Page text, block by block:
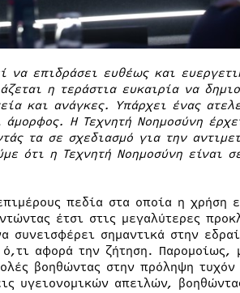
να επιδράσει ευθέως και
η τεράστια ευκαιρία να
και ανάγκες. Υπάρχει ένας
άμορφος. Η Τεχνητή Νοημοσύνη
τα σε σχεδιασμό για την
ότι η Τεχνητή Νοημοσύνη είναι
πεδία στα οποία η χρήση
έτσι στις μεγαλύτερες
συνεισφέρει σημαντικά στην
ό,τι αφορά την ζήτηση.
βοηθώντας στην πρόληψη
υγειονομικών απειλών,